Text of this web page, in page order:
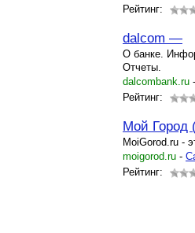
Рейтинг:
dalcom —
О банке.
Отчеты.
dalcombank.ru -
Рейтинг:
Мой Город
MoiGorod.ru -
moigorod.ru -
Рейтинг: